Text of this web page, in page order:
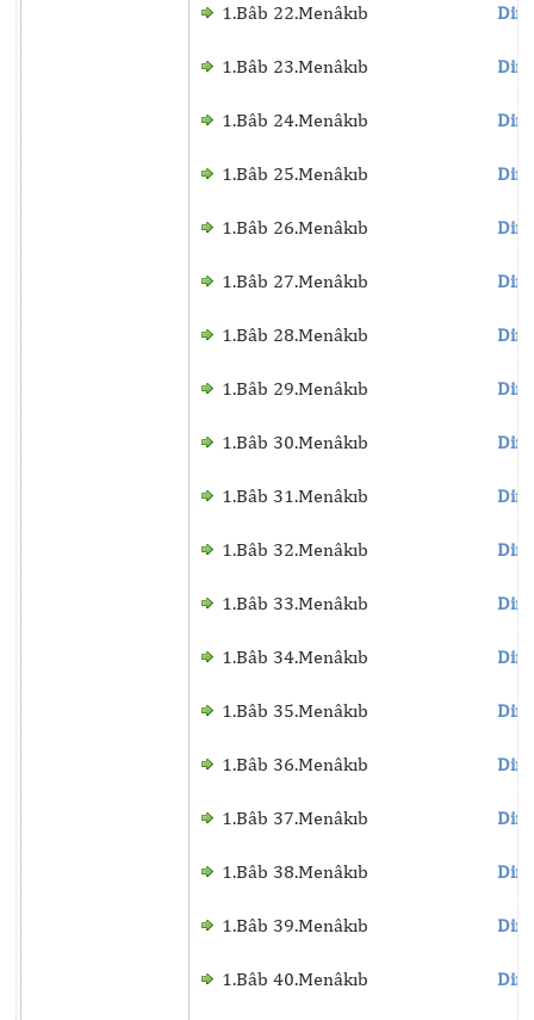
1.Bâb 22.Menâkıb
1.Bâb 23.Menâkıb
1.Bâb 24.Menâkıb
1.Bâb 25.Menâkıb
1.Bâb 26.Menâkıb
1.Bâb 27.Menâkıb
1.Bâb 28.Menâkıb
1.Bâb 29.Menâkıb
1.Bâb 30.Menâkıb
1.Bâb 31.Menâkıb
1.Bâb 32.Menâkıb
1.Bâb 33.Menâkıb
1.Bâb 34.Menâkıb
1.Bâb 35.Menâkıb
1.Bâb 36.Menâkıb
1.Bâb 37.Menâkıb
1.Bâb 38.Menâkıb
1.Bâb 39.Menâkıb
1.Bâb 40.Menâkıb